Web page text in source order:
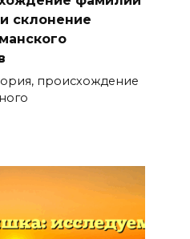
склонение
происхождение